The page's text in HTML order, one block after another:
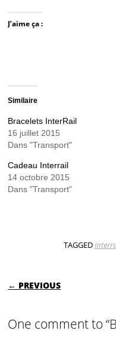
J’aime ça :
Similaire
Bracelets InterRail
16 juillet 2015
Dans "Transport"
Cadeau Interrail
14 octobre 2015
Dans "Transport"
TAGGED
POST
← PREVIOUS
One comment to